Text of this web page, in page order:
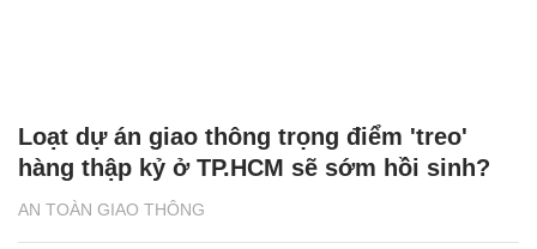
AN TOÀN GIAO THÔNG
Loạt dự án giao thông trọng điểm 'treo'
hàng thập kỷ ở TP.HCM sẽ sớm hồi sinh?